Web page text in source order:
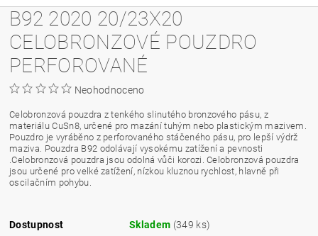
B92 2020 20/23X20
CELOBRONZOVÉ POUZDRO
PERFOROVANÉ
Neohodnoceno
Celobronzová pouzdra z tenkého slinutého bronzového pásu, z
materiálu CuSn8, určené pro mazání tuhým nebo plastickým mazivem.
Pouzdro je vyráběno z perforovaného stáčeného pásu, pro lepší výdrž
maziva. Pouzdra B92 odolávají vysokému zatížení a pevnosti
.Celobronzová pouzdra jsou odolná vůči korozi. Celobronzová pouzdra
jsou určené pro velké zatížení, nízkou kluznou rychlost, hlavně při
oscilačním pohybu.
Dostupnost Skladem (349 ks)